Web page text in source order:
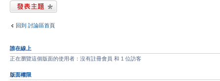
發表新主題
回到 討論區首頁
誰在線上
正在瀏覽這個版面的使用者：沒有註冊會員 和 1 位訪客
版面權限